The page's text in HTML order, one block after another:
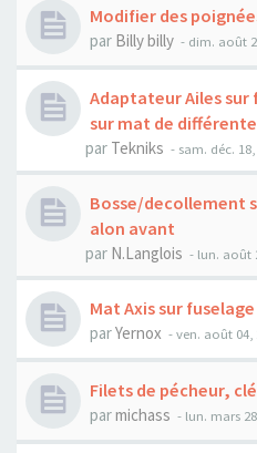
Modifier des
par Billy billy - dim. août
Adaptateur Ailes sur
sur mat de
par Tekniks - sam. déc.
Bosse/decollement
alon avant
par N.Langlois - lun. août
Mat Axis sur
parYernox -ven. août 04,
Filets de pécheur,
parmichass - lun. mars